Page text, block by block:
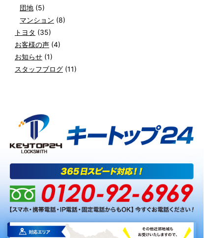
団地 (5)
マンション (8)
トヨタ (35)
お客様の声 (4)
お知らせ (1)
スタッフブログ (11)